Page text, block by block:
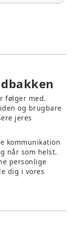
og hvad
følger med.
og brugbare
jeres
kommunikation
når som helst.
personlige
dig i vores